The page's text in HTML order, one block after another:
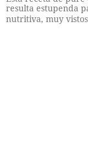
resulta estupenda
nutritiva, muy